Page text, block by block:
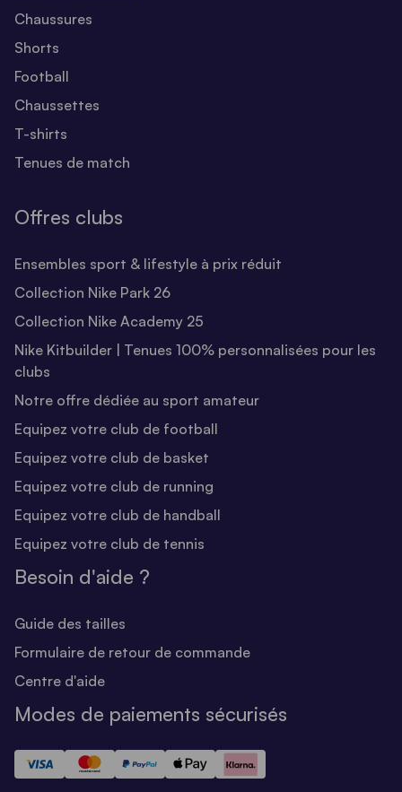
Chaussures
Shorts
Football
Chaussettes
T-shirts
Tenues de match
Offres clubs
Ensembles sport & lifestyle à prix réduit
Collection Nike Park 26
Collection Nike Academy 25
Nike Kitbuilder | Tenues 100% personnalisées pour les
clubs
Notre offre dédiée au sport amateur
Equipez votre club de football
Equipez votre club de basket
Equipez votre club de running
Equipez votre club de handball
Equipez votre club de tennis
Besoin d'aide ?
Guide des tailles
Formulaire de retour de commande
Centre d'aide
Modes de paiements sécurisés